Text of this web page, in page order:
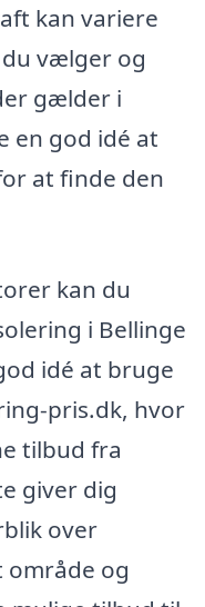
kan variere
vælger og
gælder i
en god idé at
at finde den
kan du
i Bellinge
idé at bruge
pris.dk, hvor
tilbud fra
giver dig
over
og